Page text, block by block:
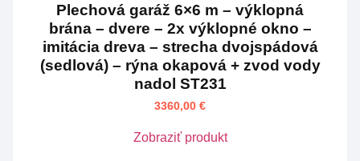
Plechová garáž 6×6 m – výklopná
brána – dvere – 2x výklopné okno –
imitácia dreva – strecha dvojspádová
(sedlová) – rýna okapová + zvod vody
nadol ST231
3360,00 €
Zobraziť produkt